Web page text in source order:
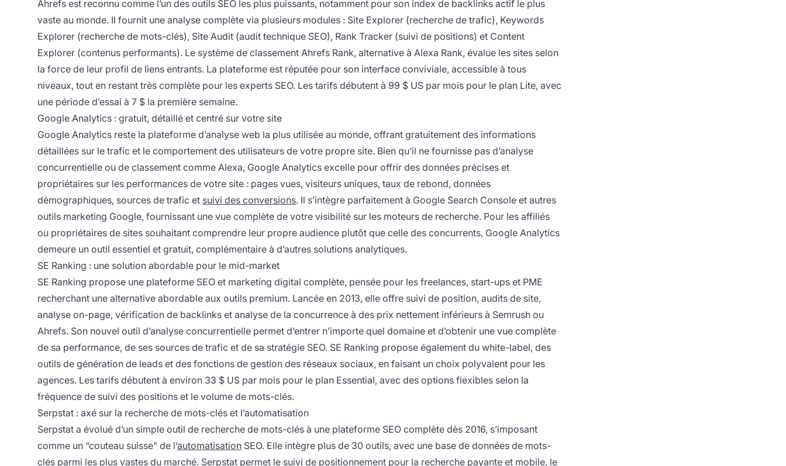
Ahrefs est reconnu comme l’un des outils SEO les plus puissants, notamment pour son index de backlinks actif le plus
vaste au monde. Il fournit une analyse complète via plusieurs modules : Site Explorer (recherche de trafic), Keywords
Explorer (recherche de mots-clés), Site Audit (audit technique SEO), Rank Tracker (suivi de positions) et Content
Explorer (contenus performants). Le système de classement Ahrefs Rank, alternative à Alexa Rank, évalue les sites selon
la force de leur profil de liens entrants. La plateforme est réputée pour son interface conviviale, accessible à tous
niveaux, tout en restant très complète pour les experts SEO. Les tarifs débutent à 99 $ US par mois pour le plan Lite, avec
une période d’essai à 7 $ la première semaine.
Google Analytics : gratuit, détaillé et centré sur votre site
Google Analytics reste la plateforme d’analyse web la plus utilisée au monde, offrant gratuitement des informations
détaillées sur le trafic et le comportement des utilisateurs de votre propre site. Bien qu’il ne fournisse pas d’analyse
concurrentielle ou de classement comme Alexa, Google Analytics excelle pour offrir des données précises et
propriétaires sur les performances de votre site : pages vues, visiteurs uniques, taux de rebond, données
démographiques, sources de trafic et suivi des conversions. Il s’intègre parfaitement à Google Search Console et autres
outils marketing Google, fournissant une vue complète de votre visibilité sur les moteurs de recherche. Pour les affiliés
ou propriétaires de sites souhaitant comprendre leur propre audience plutôt que celle des concurrents, Google Analytics
demeure un outil essentiel et gratuit, complémentaire à d’autres solutions analytiques.
SE Ranking : une solution abordable pour le mid-market
SE Ranking propose une plateforme SEO et marketing digital complète, pensée pour les freelances, start-ups et PME
recherchant une alternative abordable aux outils premium. Lancée en 2013, elle offre suivi de position, audits de site,
analyse on-page, vérification de backlinks et analyse de la concurrence à des prix nettement inférieurs à Semrush ou
Ahrefs. Son nouvel outil d’analyse concurrentielle permet d’entrer n’importe quel domaine et d’obtenir une vue complète
de sa performance, de ses sources de trafic et de sa stratégie SEO. SE Ranking propose également du white-label, des
outils de génération de leads et des fonctions de gestion des réseaux sociaux, en faisant un choix polyvalent pour les
agences. Les tarifs débutent à environ 33 $ US par mois pour le plan Essential, avec des options flexibles selon la
fréquence de suivi des positions et le volume de mots-clés.
Serpstat : axé sur la recherche de mots-clés et l’automatisation
Serpstat a évolué d’un simple outil de recherche de mots-clés à une plateforme SEO complète dès 2016, s’imposant
comme un “couteau suisse” de l’automatisation SEO. Elle intègre plus de 30 outils, avec une base de données de mots-
clés parmi les plus vastes du marché. Serpstat permet le suivi de positionnement pour la recherche payante et mobile, le